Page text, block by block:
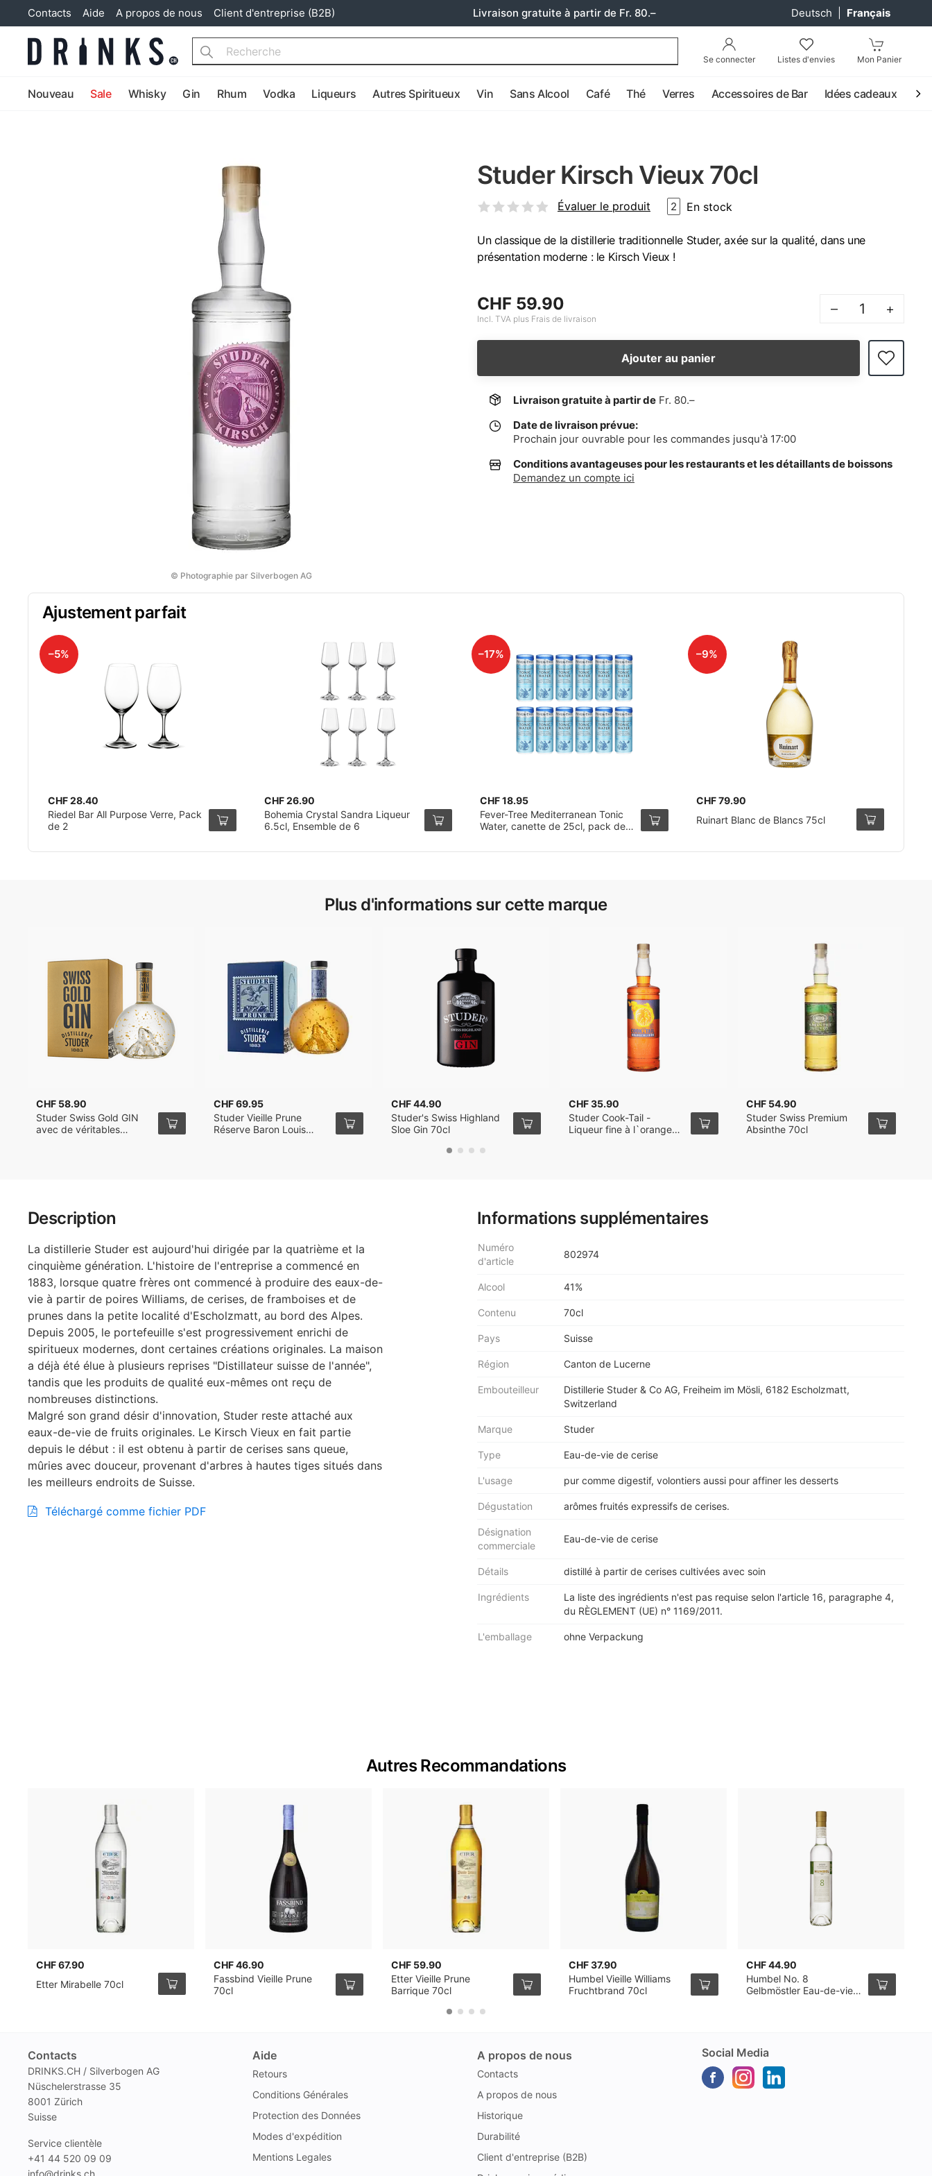
Contacts Aide A propos de nous Client d'entreprise (B2B) Livraison gratuite à partir de Fr. 80.– Deutsch Français
Se connecter Listes d'envies Mon Panier
Search
Nouveau Sale Whisky Gin Rhum Vodka Liqueurs Autres Spiritueux Vin Sans Alcool Café Thé Verres Accessoires de Bar Idées cadeaux
© Photographie par Silverbogen AG
Studer Kirsch Vieux 70cl
Évaluer le produit 2 En stock
Un classique de la distillerie traditionnelle Studer, axée sur la qualité, dans une
présentation moderne : le Kirsch Vieux !
CHF 59.90
Incl. TVA plus Frais de livraison
– +
Ajouter au panier
Livraison gratuite à partir de Fr. 80.–
Date de livraison prévue:
Prochain jour ouvrable pour les commandes jusqu'à 17:00
Conditions avantageuses pour les restaurants et les détaillants de boissons
Demandez un compte ici
Ajustement parfait
–5%
CHF 28.40
Riedel Bar All Purpose Verre, Pack
de 2
CHF 26.90
Bohemia Crystal Sandra Liqueur
6.5cl, Ensemble de 6
–17%
CHF 18.95
Fever-Tree Mediterranean Tonic
Water, canette de 25cl, pack de
–9%
CHF 79.90
Ruinart Blanc de Blancs 75cl
Description
La distillerie Studer est aujourd'hui dirigée par la quatrième et la
cinquième génération. L'histoire de l'entreprise a commencé en
1883, lorsque quatre frères ont commencé à produire des eaux-de-
vie à partir de poires Williams, de cerises, de framboises et de
prunes dans la petite localité d'Escholzmatt, au bord des Alpes.
Depuis 2005, le portefeuille s'est progressivement enrichi de
spiritueux modernes, dont certaines créations originales. La maison
a déjà été élue à plusieurs reprises "Distillateur suisse de l'année",
tandis que les produits de qualité eux-mêmes ont reçu de
nombreuses distinctions.
Malgré son grand désir d'innovation, Studer reste attaché aux
eaux-de-vie de fruits originales. Le Kirsch Vieux en fait partie
depuis le début : il est obtenu à partir de cerises sans queue,
mûries avec douceur, provenant d'arbres à hautes tiges situés dans
les meilleurs endroits de Suisse.
Téléchargé comme fichier PDF
Informations supplémentaires
Numéro
d'article
802974
Alcool 41%
Contenu 70cl
Pays Suisse
Région Canton de Lucerne
Embouteilleur
Distillerie Studer & Co AG, Freiheim im Mösli, 6182 Escholzmatt,
Switzerland
Marque Studer
Type Eau-de-vie de cerise
L'usage pur comme digestif, volontiers aussi pour affiner les desserts
Dégustation arômes fruités expressifs de cerises.
Désignation
commerciale
Eau-de-vie de cerise
Détails distillé à partir de cerises cultivées avec soin
Ingrédients
La liste des ingrédients n'est pas requise selon l'article 16, paragraphe 4,
du RÈGLEMENT (UE) n° 1169/2011.
L'emballage ohne Verpackung
Plus d'informations sur cette marque
CHF 58.90
Studer Swiss Gold GIN
avec de véritables
CHF 69.95
Studer Vieille Prune
Réserve Baron Louis
CHF 44.90
Studer's Swiss Highland
Sloe Gin 70cl
CHF 35.90
Studer Cook-Tail -
Liqueur fine à l`orange
CHF 54.90
Studer Swiss Premium
Absinthe 70cl
Autres Recommandations
CHF 67.90
Etter Mirabelle 70cl
CHF 46.90
Fassbind Vieille Prune
70cl
CHF 59.90
Etter Vieille Prune
Barrique 70cl
CHF 37.90
Humbel Vieille Williams
Fruchtbrand 70cl
CHF 44.90
Humbel No. 8
Gelbmöstler Eau-de-vie
Contacts
DRINKS.CH / Silverbogen AG
Nüschelerstrasse 35
8001 Zürich
Suisse
Service clientèle
+41 44 520 09 09
info@drinks.ch
Aide
Retours
Conditions Générales
Protection des Données
Modes d'expédition
Mentions Legales
A propos de nous
Contacts
A propos de nous
Historique
Durabilité
Client d'entreprise (B2B)
Social Media